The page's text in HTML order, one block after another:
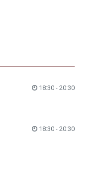
18:30 - 20:30
18:30 - 20:30